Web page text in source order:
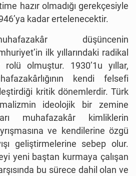
hazır olmadığı gerekçesiyle
kadar ertelenecektir.
düşüncenin
ilk yıllarındaki radikal
olmuştur. 1930’1u yıllar,
kendi felsefi
kritik dönemlerdir. Türk
ideolojik bir zemine
muhafazakâr kimliklerin
ve kendilerine özgü
geliştirmelerine sebep olur.
yeni baştan kurmaya çalışan
bu sürece dahil olan ve